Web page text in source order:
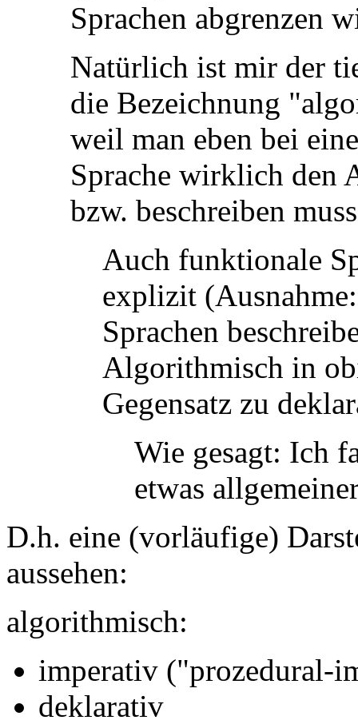
Sprachen abgrenzen
Natürlich ist mir der
die Bezeichnung
weil man eben bei
Sprache wirklich den
bzw. beschreiben
Auch funktionale
explizit
Sprachen
Algorithmisch in
Gegensatz zu
Wie gesagt: Ich
etwas
D.h. eine (vorläufige)
aussehen:
algorithmisch:
imperativ ("prozedural-
deklarativ